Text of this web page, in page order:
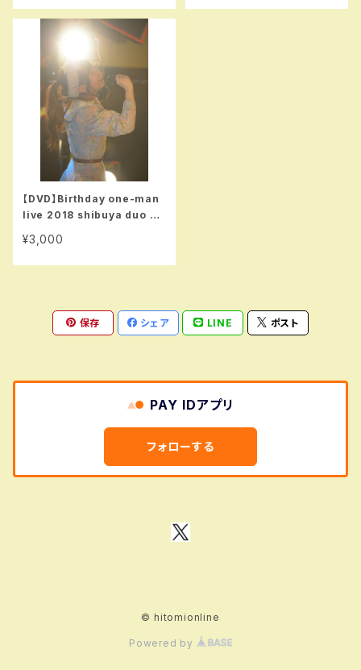
【DVD】Birthday one-man
live 2018 shibuya duo m
¥3,000
保存 シェア LINE ポスト
PAY IDアプリ
フォローする
© hitomionline
Powered by